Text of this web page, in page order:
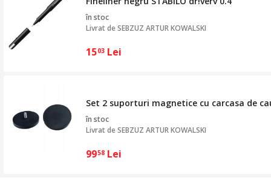
în stoc
Livrat deSEBZUZ ARTUR KOWALSKI
1503 Lei
Set 2 suporturi magnetice cu carcasa de
în stoc
Livrat deSEBZUZ ARTUR KOWALSKI
9958 Lei